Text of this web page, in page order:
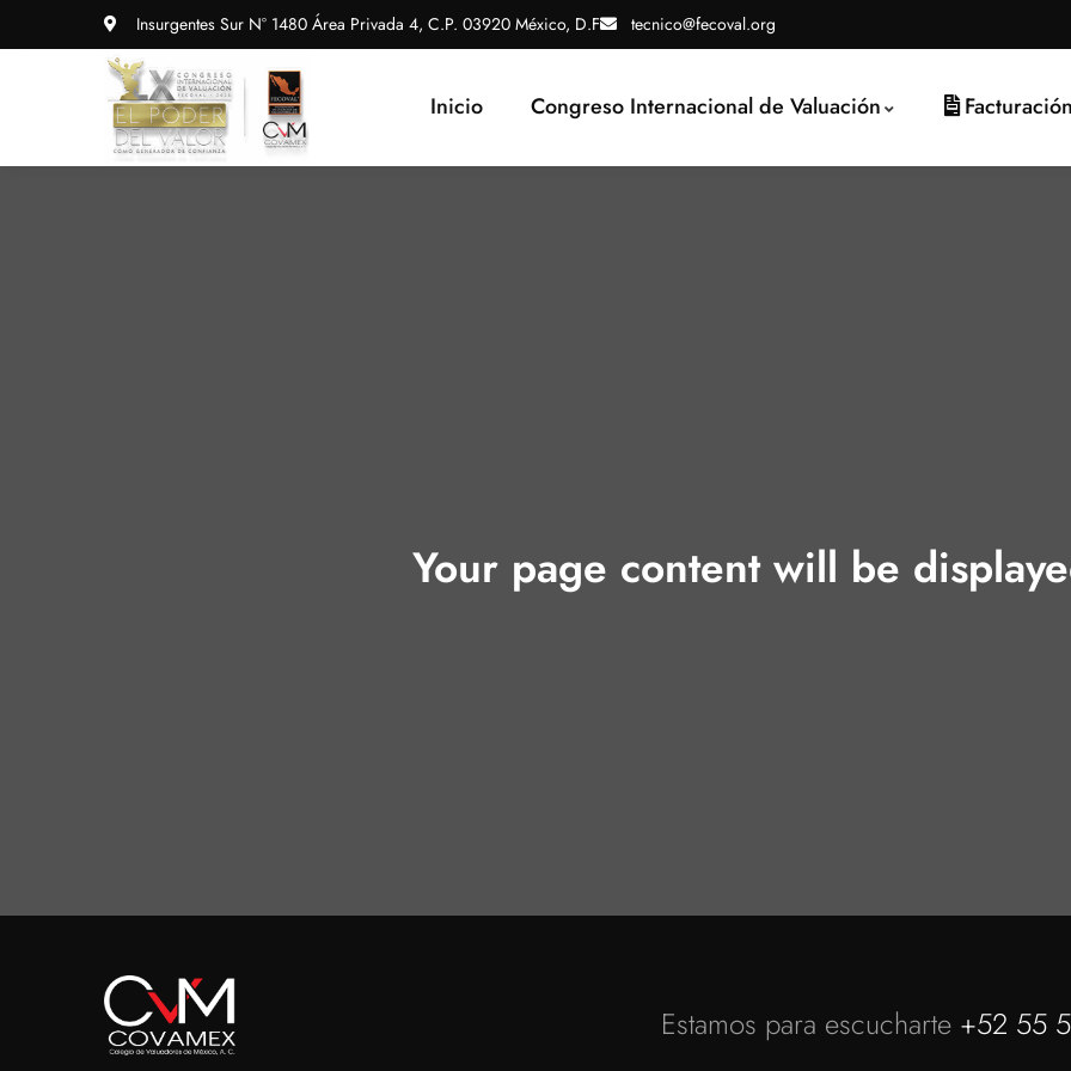
Insurgentes Sur N° 1480 Área Privada 4, C.P. 03920 México, D.F tecnico@fecoval.org
Inicio Congreso Internacional de Valuación
Your page content will be
Estamos para escucharte +52 55